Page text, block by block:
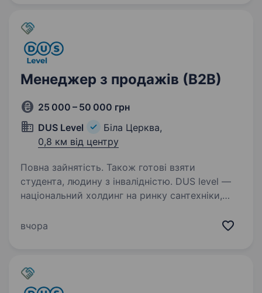
сантехніки…
Менеджер з продажів (В2В)
25 000 – 50 000 грн
DUS Level
Біла Церква,
0,8 км від центру
Повна зайнятість. Також готові взяти
студента, людину з інвалідністю. DUS level —
національний холдинг на ринку сантехніки,
Маємо декільна напрямків роботи, одним із
з брендами,…
вчора